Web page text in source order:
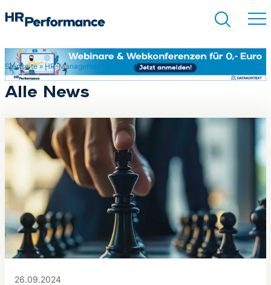
Startseite» HR-Management Seite 17
Alle News
26.09.2024